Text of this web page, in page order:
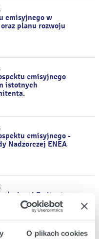
O plikach cookies
emisyjnego w
planu rozwoju
emisyjnego
istotnych
emisyjnego -
Nadzorczej ENEA
Emitenta